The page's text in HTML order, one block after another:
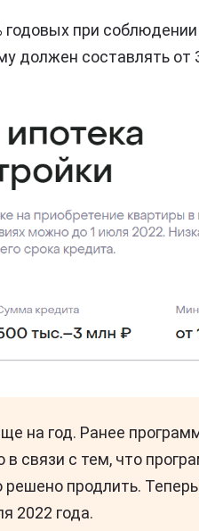
при
должен составлять от
на год. Ранее
связи с тем, что
продлить.
2022 года.